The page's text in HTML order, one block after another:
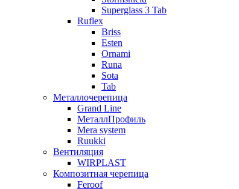
Superglass 3 Tab
Ruflex
Briss
Esten
Ornami
Runa
Sota
Tab
Металлочерепица
Grand Line
МеталлПрофиль
Mera system
Ruukki
Вентиляция
WIRPLAST
Композитная черепица
Feroof